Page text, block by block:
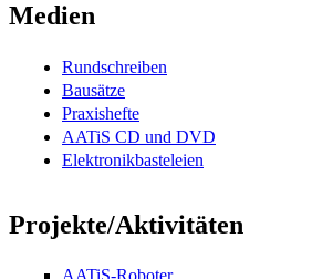
Medien
Rundschreiben
Bausätze
Praxishefte
AATiS CD und DVD
Elektronikbasteleien
Projekte/Aktivitäten